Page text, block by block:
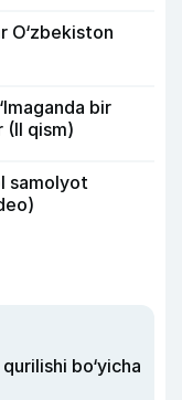
O‘zbekiston
bir
(II qism)
samolyot
bo‘yicha